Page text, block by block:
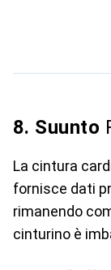
8. Suunto
La cintura
fornisce dati
rimanendo
cinturino è